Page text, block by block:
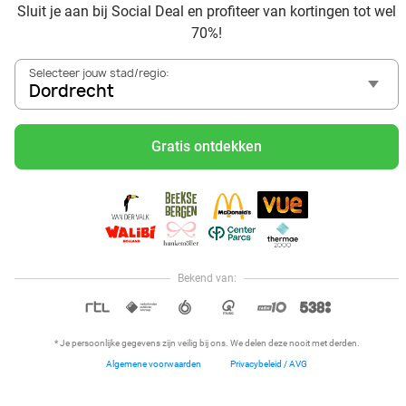
Sluit je aan bij Social Deal en profiteer van kortingen tot wel
70%!
Selecteer jouw stad/regio:
Dordrecht
Gratis ontdekken
Bekend van:
* Je persoonlijke gegevens zijn veilig bij ons. We delen deze nooit met derden.
Algemene voorwaarden Privacybeleid / AVG
Voordelig genieten bij Sunparks met korting vanuit
Met hoge korting naar de zonnebank in Dordrecht
Skiën met korting in Dordrecht? Ontdek de leukste
skihallen en indoor skibanen
Schaatsen in Dordrecht en omgeving
Holiday on Ice tickets met korting in Dordrecht
Social Deal voordeelshop: ah, zoveel mooie deals in regio
Reis af naar Ketteler Hof vanuit Dordrecht en beleef ultiem
speelplezier met de kids
Hoi, onze klantenservice is open,
dus als je een vraag hebt helpen